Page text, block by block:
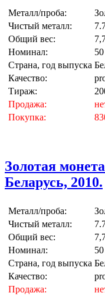
Металл/проба:
Чистый металл:
Общий вес:
Номинал:
Страна, год выпуска
Качество:
Тираж:
Продажа:
Покупка:
Золотая
Беларусь, 2010.
Металл/проба:
Чистый металл:
Общий вес:
Номинал:
Страна, год выпуска
Качество:
Продажа: